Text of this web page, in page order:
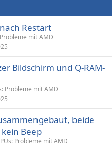
Restart
mit AMD
Bildschirm und Q-RAM-
Probleme mit AMD
beide
Beep
Probleme mit AMD